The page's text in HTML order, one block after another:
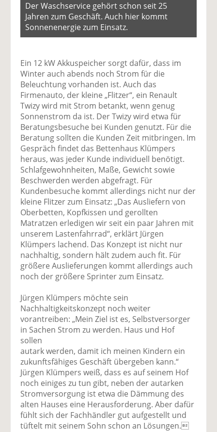
Der Waschservice gehört schon seit 25
Jahren zum Geschäft. Auch hier kommt
Sonnenenergie zum Einsatz.
Ein 12 kW Akkuspeicher sorgt dafür, dass im
Winter auch abends noch Strom für die
Beleuchtung vorhanden ist. Auch das
Firmenauto, der kleine „Flitzer“, ein Renault
Twizy wird mit Strom betankt, wenn genug
Sonnenstrom da ist. Der Twizy wird etwa für
Beratungsbesuche bei Kunden genutzt. Für die
Beratung sollten die Kunden Zeit mitbringen. Im
Gespräch findet das Bettenhaus Klümpers
heraus, was jeder Kunde individuell benötigt.
Schlafgewohnheiten, Maße, Gewicht sowie
Beschwerden werden abgefragt. Für
Kundenbesuche kommt allerdings nicht nur der
kleine Flitzer zum Einsatz: „Das Ausliefern von
Oberbetten, Kopfkissen und gerollten
Matratzen erledigen wir seit ein paar Jahren mit
unserem Lastenfahrrad“, erklärt Jürgen
Klümpers lachend. Das Konzept ist nicht nur
nachhaltig, sondern hält zudem auch fit. Für
größere Auslieferungen kommt allerdings auch
noch der größere Sprinter zum Einsatz.
Jürgen Klümpers möchte sein
Nachhaltigkeitskonzept noch weiter
vorantreiben: „Mein Ziel ist es, Selbstversorger
in Sachen Strom zu werden. Haus und Hof
sollen
autark werden, damit ich meinen Kindern ein
zukunftsfähiges Geschäft übergeben kann.“
Jürgen Klümpers weiß, dass es auf seinem Hof
noch einiges zu tun gibt, neben der autarken
Stromversorgung ist etwa die Dämmung des
alten Hauses eine Herausforderung. Aber dafür
fühlt sich der Fachhändler gut aufgestellt und
tüftelt mit seinem Sohn schon an Lösungen.